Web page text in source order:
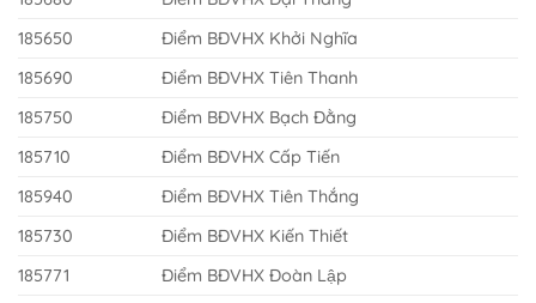
185650
Điểm BĐVHX Khởi Nghĩa
185690
Điểm BĐVHX Tiên Thanh
185750
Điểm BĐVHX Bạch Đằng
185710
Điểm BĐVHX Cấp Tiến
185940
Điểm BĐVHX Tiên Thắng
185730
Điểm BĐVHX Kiến Thiết
185771
Điểm BĐVHX Đoàn Lập